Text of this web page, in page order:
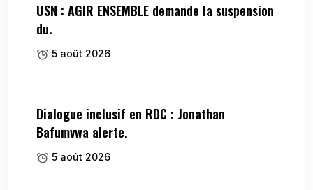
USN : AGIR ENSEMBLE demande la suspension
du.
5 août 2026
Dialogue inclusif en RDC : Jonathan
Bafumvwa alerte.
5 août 2026